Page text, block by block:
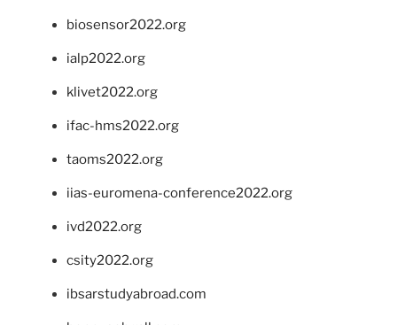
biosensor2022.org
ialp2022.org
klivet2022.org
ifac-hms2022.org
taoms2022.org
iias-euromena-conference2022.org
ivd2022.org
csity2022.org
ibsarstudyabroad.com